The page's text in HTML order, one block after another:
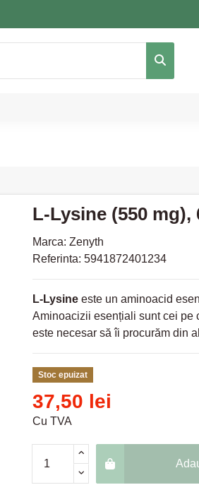
L-Lysine (550 mg),
Marca: Zenyth
Referinta: 5941872401234
L-Lysine este un aminoacid
Aminoacizii esențiali sunt cei pe
este necesar să îi procurăm din
Stoc epuizat
37,50 lei
Cu TVA